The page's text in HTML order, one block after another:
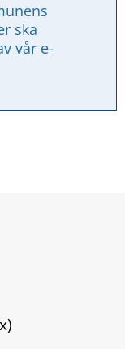
ska
vår e-